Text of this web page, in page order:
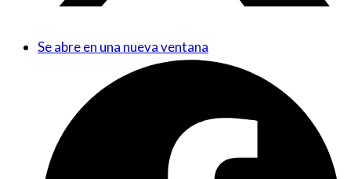
Se abre en una nueva ventana